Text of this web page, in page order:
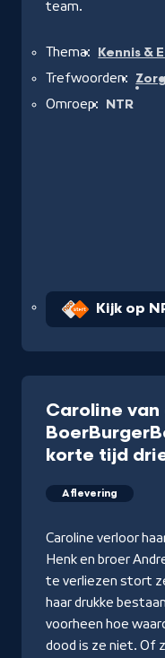
team.
Thema: Kennis &
Trefwoorden: Zorg
Omroep: NTR
Kijk op
Caroline van
korte tijd
Aflevering
Caroline verloor
Henk en broer
te verliezen stort
haar drukke
voorheen hoe
dood is ze niet. Of